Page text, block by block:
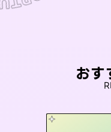
おす